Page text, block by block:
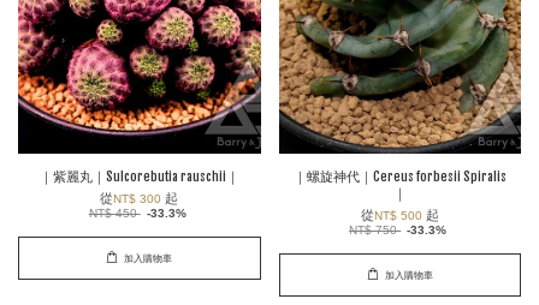
｜紫麗丸｜Sulcorebutia rauschii｜
從NT$ 300起
NT$ 450 -33.3%
加入購物車
｜螺旋神代｜Cereus forbesii Spiralis
｜
從NT$ 500 起
NT$ 750 -33.3%
加入購物車